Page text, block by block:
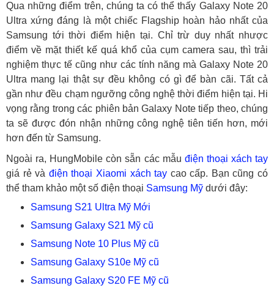
Qua những điểm trên, chúng ta có thể thấy Galaxy Note 20
Ultra xứng đáng là một chiếc Flagship hoàn hảo nhất của
Samsung tới thời điểm hiện tại. Chỉ trừ duy nhất nhược
điểm về mặt thiết kế quá khổ của cụm camera sau, thì trải
nghiệm thực tế cũng như các tính năng mà Galaxy Note 20
Ultra mang lại thật sự đều không có gì để bàn cãi. Tất cả
gần như đều chạm ngưỡng công nghệ thời điểm hiện tại. Hi
vọng rằng trong các phiên bản Galaxy Note tiếp theo, chúng
ta sẽ được đón nhận những công nghệ tiên tiến hơn, mới
hơn đến từ Samsung.
Ngoài ra, HungMobile còn sẵn các mẫu điện thoại xách tay
giá rẻ và điện thoại Xiaomi xách tay cao cấp. Bạn cũng có
thể tham khảo một số điện thoại Samsung Mỹ dưới đây:
Samsung S21 Ultra Mỹ Mới
Samsung Galaxy S21 Mỹ cũ
Samsung Note 10 Plus Mỹ cũ
Samsung Galaxy S10e Mỹ cũ
Samsung Galaxy S20 FE Mỹ cũ